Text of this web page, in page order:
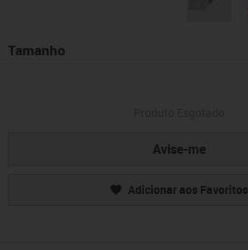
Tamanho
Avise-me
Adicionar aos Favoritos